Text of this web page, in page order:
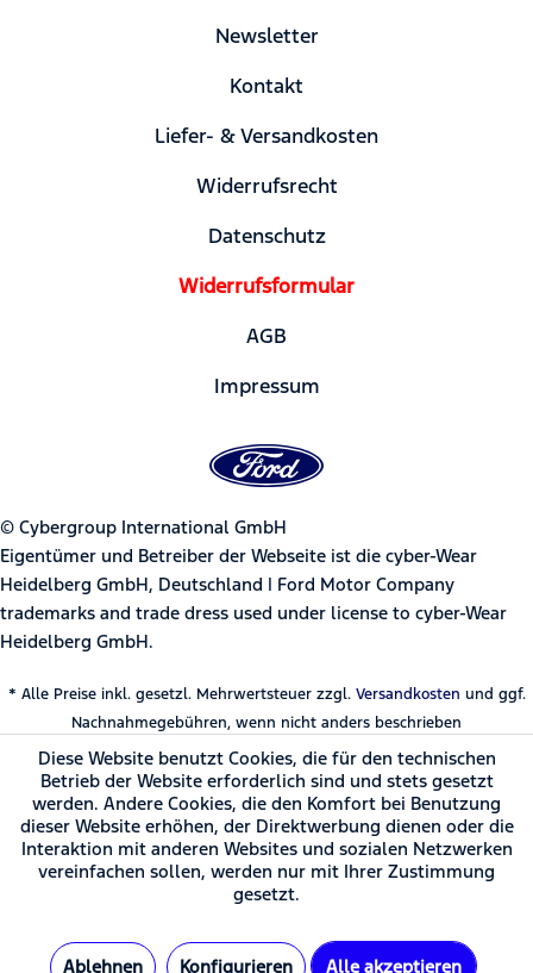
Newsletter
Kontakt
Liefer- & Versandkosten
Widerrufsrecht
Datenschutz
Widerrufsformular
AGB
Impressum
© Cybergroup International GmbH
Eigentümer und Betreiber der Webseite ist die cyber-Wear
Heidelberg GmbH, Deutschland | Ford Motor Company
trademarks and trade dress used under license to cyber-Wear
Heidelberg GmbH.
* Alle Preise inkl. gesetzl. Mehrwertsteuer zzgl. Versandkosten und ggf.
Nachnahmegebühren, wenn nicht anders beschrieben
Diese Website benutzt Cookies, die für den technischen
Betrieb der Website erforderlich sind und stets gesetzt
werden. Andere Cookies, die den Komfort bei Benutzung
dieser Website erhöhen, der Direktwerbung dienen oder die
Interaktion mit anderen Websites und sozialen Netzwerken
vereinfachen sollen, werden nur mit Ihrer Zustimmung
gesetzt.
Ablehnen Konfigurieren Alle akzeptieren